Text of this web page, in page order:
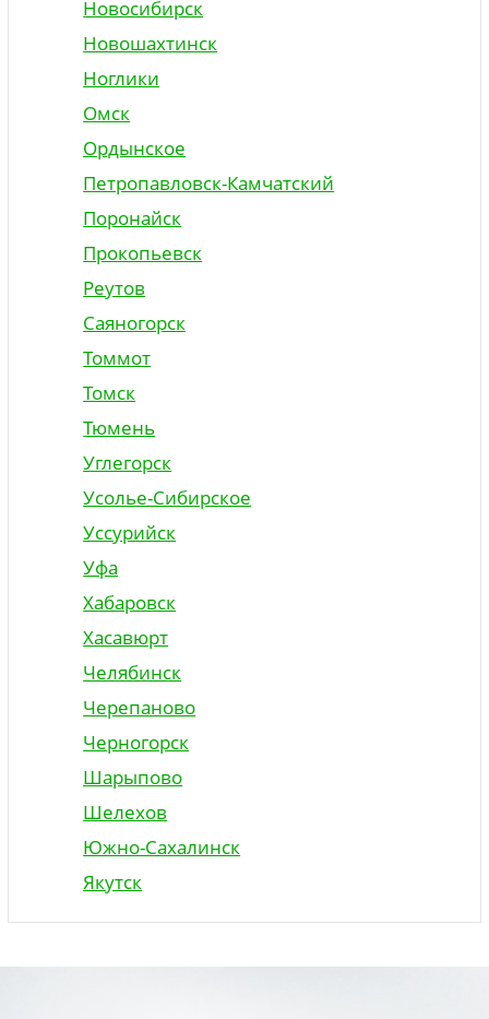
Новосибирск
Новошахтинск
Ноглики
Омск
Ордынское
Петропавловск-Камчатский
Поронайск
Прокопьевск
Реутов
Саяногорск
Томмот
Томск
Тюмень
Углегорск
Усолье-Сибирское
Уссурийск
Уфа
Хабаровск
Хасавюрт
Челябинск
Черепаново
Черногорск
Шарыпово
Шелехов
Южно-Сахалинск
Якутск